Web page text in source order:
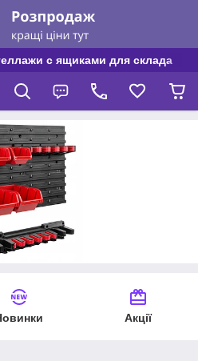
с ящиками для склада
Акції